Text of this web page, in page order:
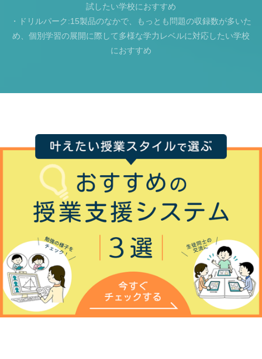
試したい学校におすすめ
・ドリルパーク:15製品のなかで、もっとも問題の収録数が多いた
め、個別学習の展開に際して多様な学力レベルに対応したい学校
におすすめ